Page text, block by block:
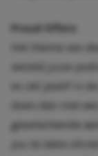
Proud Offers
Het thema van
wereld jouw
en zet jezelf in
doen dan met
geselecteerde
jou te laten